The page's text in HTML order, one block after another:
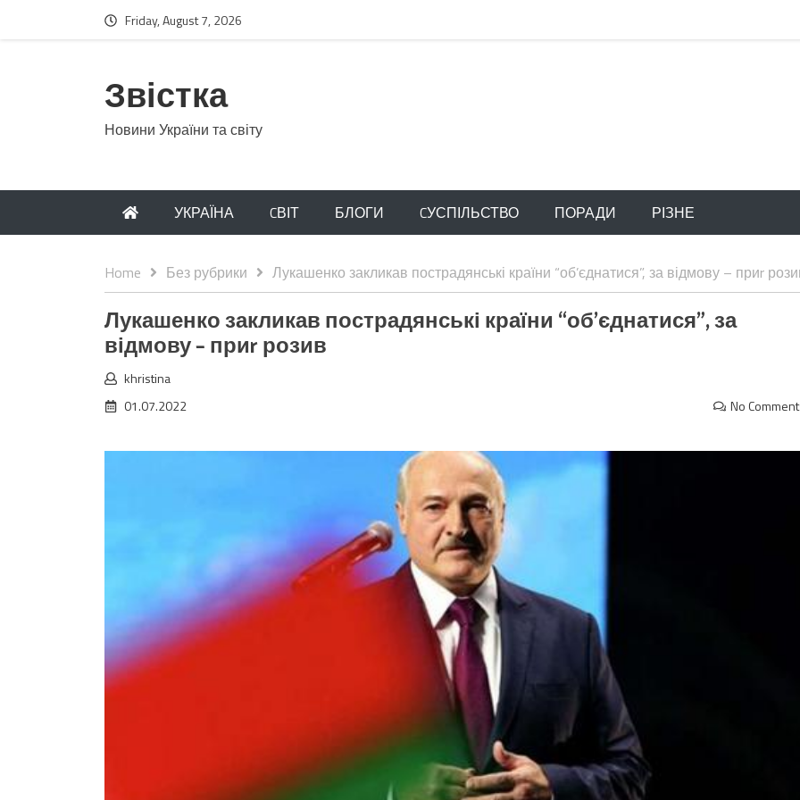
Friday, August 7, 2026
Звістка
Новини України та світу
УКРАЇНА CВІТ БЛОГИ CУСПІЛЬСТВО ПОРАДИ РІЗНЕ
Home Без рубрики Лукашенко закликав пострадянські країни “об’єднатися”, за відмову – приr
Лукашенко закликав пострадянські країни “об’єднатися”, за
відмову – приr розив
khristina
01.07.2022
No